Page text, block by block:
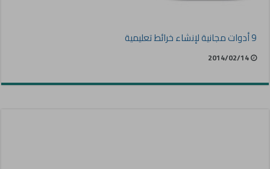
9 أدوات مجانية لإنشاء خرائط تعليمية
2014/02/14